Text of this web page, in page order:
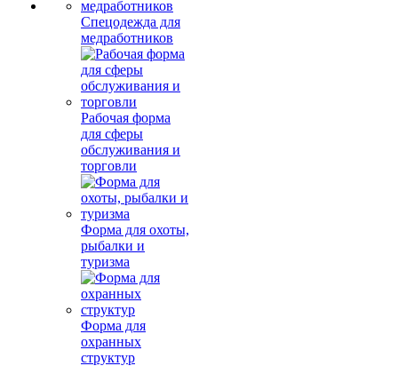
Спецодежда для
медработников
Рабочая форма
для сферы
обслуживания и
торговли
Форма для охоты,
рыбалки и
туризма
Форма для
охранных
структур